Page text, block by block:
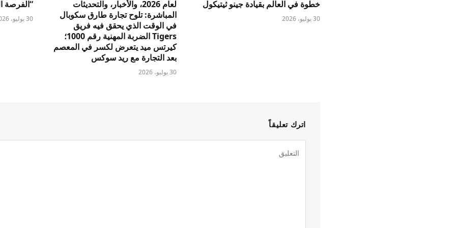
خطوة في العالم بقيادة جينو ثيتيكول
30 يوليو، 2026
لعام 2026، والأخبار، والتحديثات
المباشرة: تلوح تجارة طارق سكوبال
في الوقت الذي يحقق فيه فريق
Tigers الضربة المهنية رقم 1000؛
كيرتس ميد يتعرض لكسر في المعصم
بعد التجارة مع ريد سوكس
30 يوليو، 2026
“الفرصة
30 يوليو، 2026
اترك تعليقاً